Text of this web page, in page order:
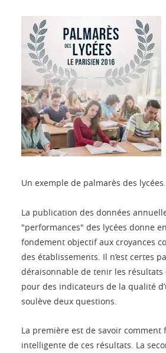
Un exemple de palmarès des lycées.
La publication des données
"performances" des lycées donne
fondement objectif aux croyances
des établissements. Il n’est certes
déraisonnable de tenir les résultats
pour des indicateurs de la qualité
soulève deux questions.
La première est de savoir
intelligente de ces résultats. La